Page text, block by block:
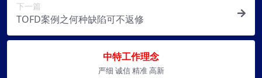
下一篇
TOFD案例之何种缺陷可不返修
中特工作理念
严细 诚信 精准 高新